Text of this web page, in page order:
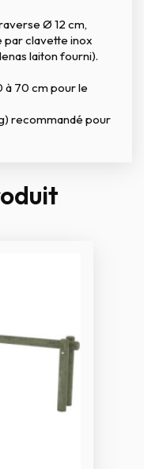
Ø 12 cm,
par clavette inox
laiton fourni).
à 70 cm pour le
recommandé pour